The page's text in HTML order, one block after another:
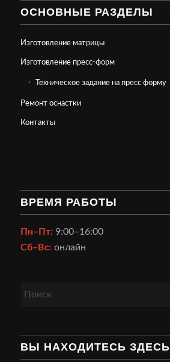
ОСНОВНЫЕ РАЗДЕЛЫ
Изготовление матрицы
Изготовление пресс-форм
Техническое задание на пресс форму
Ремонт оснастки
Контакты
ВРЕМЯ РАБОТЫ
Пн–Пт:9:00–16:00
Сб–Вс:онлайн
ВЫ НАХОДИТЕСЬ ЗДЕСЬ